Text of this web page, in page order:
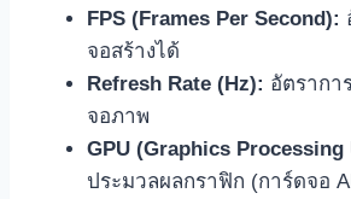
FPS (Frames Per Second):
จอสร้างได้
Refresh Rate (Hz): อัตรากา
จอภาพ
GPU (Graphics Processing
ประมวลผลกราฟิก (การ์ดจอ